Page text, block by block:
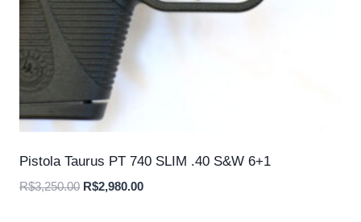
Pistola Taurus PT 740 SLIM .40 S&W 6+1
R$3,250.00 O
R$2,980.00O